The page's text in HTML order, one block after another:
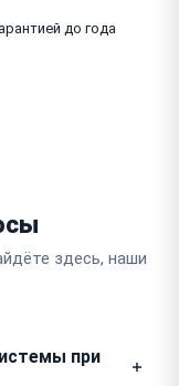
до года
здесь, наши
при